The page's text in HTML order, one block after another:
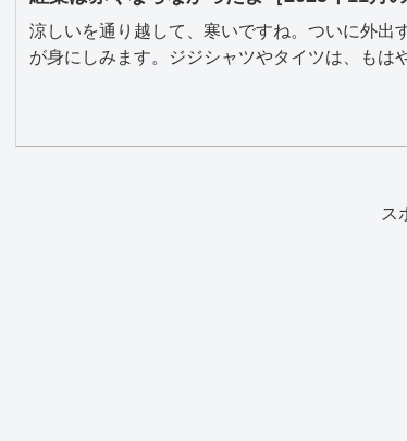
涼しいを通り越して、寒いですね。ついに外出
が身にしみます。ジジシャツやタイツは、もは
ス